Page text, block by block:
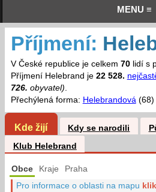
MENU ≡
Příjmení:
V České republice je celkem 70lidí s
Příjmení Helebrand je 22 528.
726. obyvatel).
Přechýlená forma: Helebrandová(68)
Kde žijí Kdy se narodili
Klub Helebrand
Obce Kraje Praha
Pro informace o oblasti na mapu